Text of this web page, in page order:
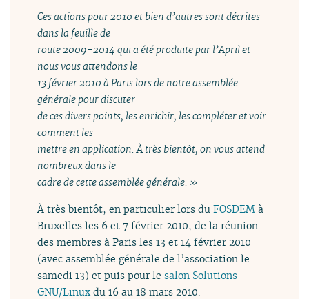
Ces actions pour 2010 et bien d’autres sont décrites
dans la feuille de
route 2009-2014 qui a été produite par l’April et
nous vous attendons le
13 février 2010 à Paris lors de notre assemblée
générale pour discuter
de ces divers points, les enrichir, les compléter et voir
comment les
mettre en application. À très bientôt, on vous attend
nombreux dans le
cadre de cette assemblée générale. »
À très bientôt, en particulier lors duFOSDEM à
Bruxelles les 6 et 7 février 2010, de la réunion
des membres à Paris les 13 et 14 février 2010
(avec assemblée générale de l’association le
samedi 13) et puis pour lesalon Solutions
GNU/Linuxdu 16 au 18 mars 2010.